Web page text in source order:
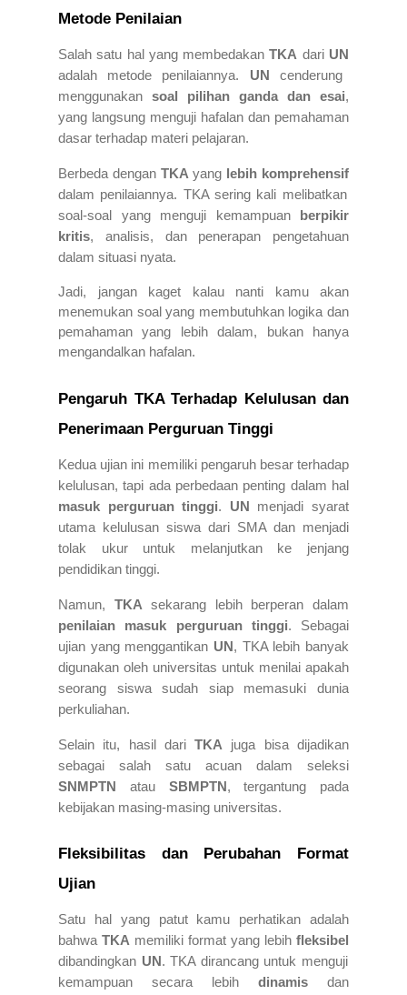
Metode Penilaian
Salah satu hal yang membedakanTKA dari UN
adalah metode penilaiannya. UN
cenderung
menggunakan soal pilihan ganda dan esai,
yang langsung menguji hafalan dan pemahaman
dasar terhadap materi pelajaran.
Berbeda dengan TKA yang lebih komprehensif
dalam penilaiannya. TKA sering kali melibatkan
soal-soal yang menguji kemampuan
berpikir
kritis, analisis, dan penerapan pengetahuan
dalam situasi nyata.
Jadi, jangan kaget kalau nanti kamu akan
menemukan soal yang membutuhkan logika dan
pemahaman yang lebih dalam, bukan hanya
mengandalkan hafalan.
Pengaruh TKA Terhadap Kelulusan dan
Penerimaan Perguruan Tinggi
Kedua ujian ini memiliki pengaruh besar terhadap
kelulusan, tapi ada perbedaan penting dalam hal
masuk perguruan tinggi. UN menjadi syarat
utama kelulusan siswa dari SMA dan menjadi
tolak ukur untuk melanjutkan ke jenjang
pendidikan tinggi.
Namun, TKA sekarang lebih berperan dalam
penilaian masuk perguruan tinggi. Sebagai
ujian yang menggantikan UN, TKA lebih banyak
digunakan oleh universitas untuk menilai apakah
seorang siswa sudah siap memasuki dunia
perkuliahan.
Selain itu, hasil dariTKA juga bisa dijadikan
sebagai salah satu acuan dalam seleksi
SNMPTN atau SBMPTN, tergantung pada
kebijakan masing-masing universitas.
Fleksibilitas dan Perubahan Format
Ujian
Satu hal yang patut kamu perhatikan adalah
bahwa TKA memiliki format yang lebih fleksibel
dibandingkan UN . TKA dirancang untuk menguji
kemampuan secara lebih dinamis dan